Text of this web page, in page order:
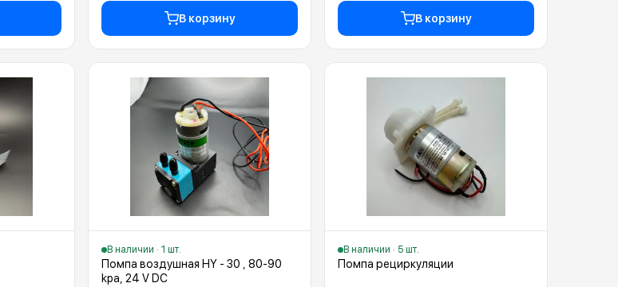
В корзину В корзину
В наличии · 1 шт.
Помпа воздушная HY - 30 , 80-90
kpa, 24 V DC
В наличии · 5 шт.
Помпа рециркуляции